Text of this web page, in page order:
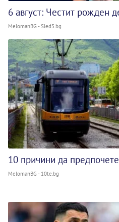
6 август: Честит рожден
MelomanBG - Sled5.bg
10 причини да
MelomanBG - 10te.bg